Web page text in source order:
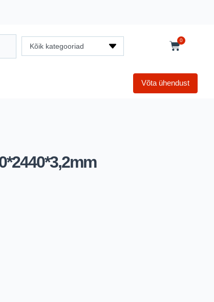
Kõik kategooriad
0
Võta ühendust